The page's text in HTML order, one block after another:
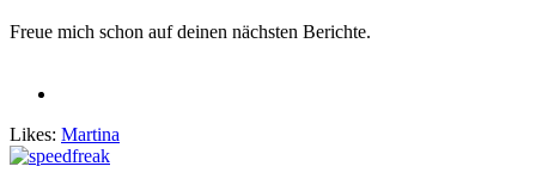
Freue mich schon auf deinen nächsten Berichte.
Likes: Martina